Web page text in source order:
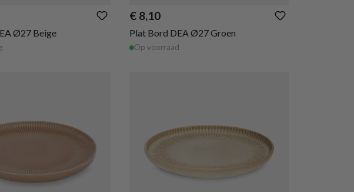
Ø27 Beige
€ 8,10
Plat Bord DEA Ø27 Groen
Op voorraad